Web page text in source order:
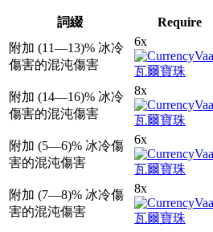
詞綴 Require
附加 (11—13)% 冰冷
傷害的混沌傷害
6x
瓦爾寶珠
附加 (14—16)% 冰冷
傷害的混沌傷害
8x
瓦爾寶珠
附加 (5—6)% 冰冷傷
害的混沌傷害
6x
瓦爾寶珠
附加 (7—8)% 冰冷傷
害的混沌傷害
8x
瓦爾寶珠